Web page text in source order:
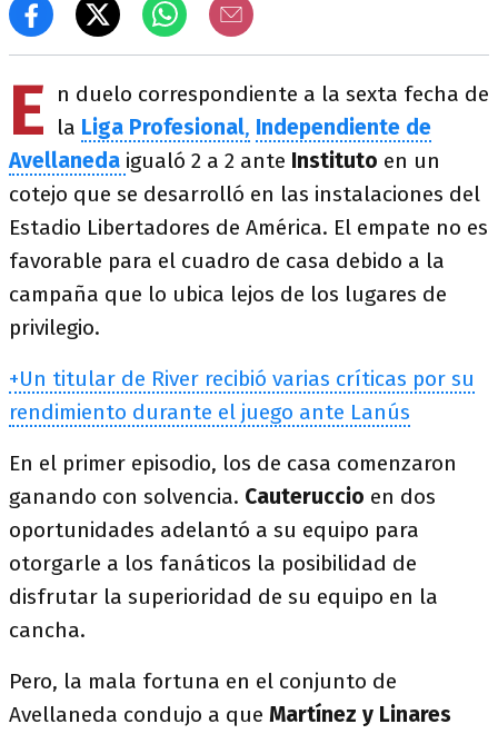
E
n duelo correspondiente a la sexta fecha de
la Liga Profesional, Independiente de
Avellaneda igualó 2 a 2 ante Instituto en un
cotejo que se desarrolló en las instalaciones del
Estadio Libertadores de América. El empate no es
favorable para el cuadro de casa debido a la
campaña que lo ubica lejos de los lugares de
privilegio.
+Un titular de River recibió varias críticas por su
rendimiento durante el juego ante Lanús
En el primer episodio, los de casa comenzaron
ganando con solvencia. Cauteruccio en dos
oportunidades adelantó a su equipo para
otorgarle a los fanáticos la posibilidad de
disfrutar la superioridad de su equipo en la
cancha.
Pero, la mala fortuna en el conjunto de
Avellaneda condujo a que Martínez y Linares